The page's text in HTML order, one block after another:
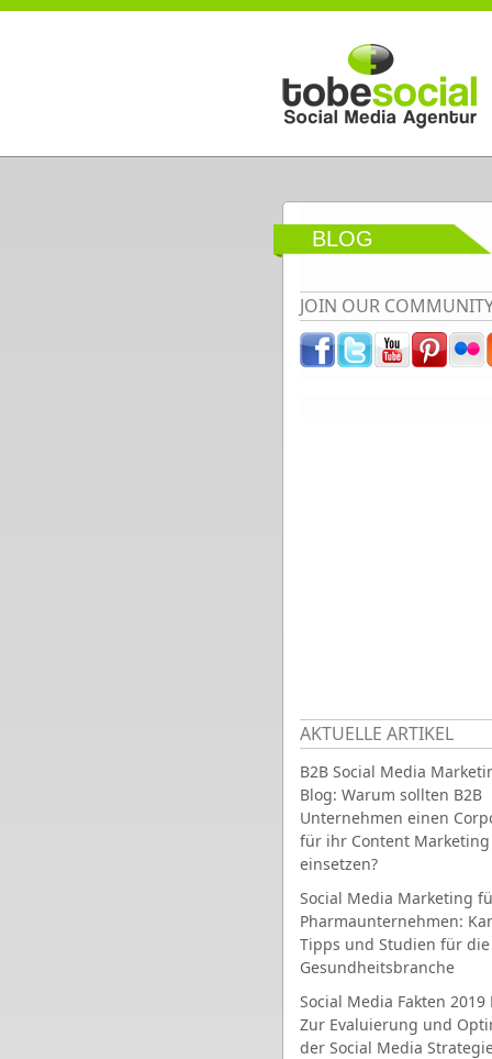
Direkt zum Inhalt
BLOG
JOIN OUR
AKTUELLE ARTIKEL
B2B Social Media
Blog: Warum sollten B2B
Unternehmen einen
für ihr Content Marketing
einsetzen?
Social Media Marketing
Pharmaunternehmen:
Tipps und Studien für die
Gesundheitsbranche
Social Media Fakten 2019
Zur Evaluierung und
der Social Media